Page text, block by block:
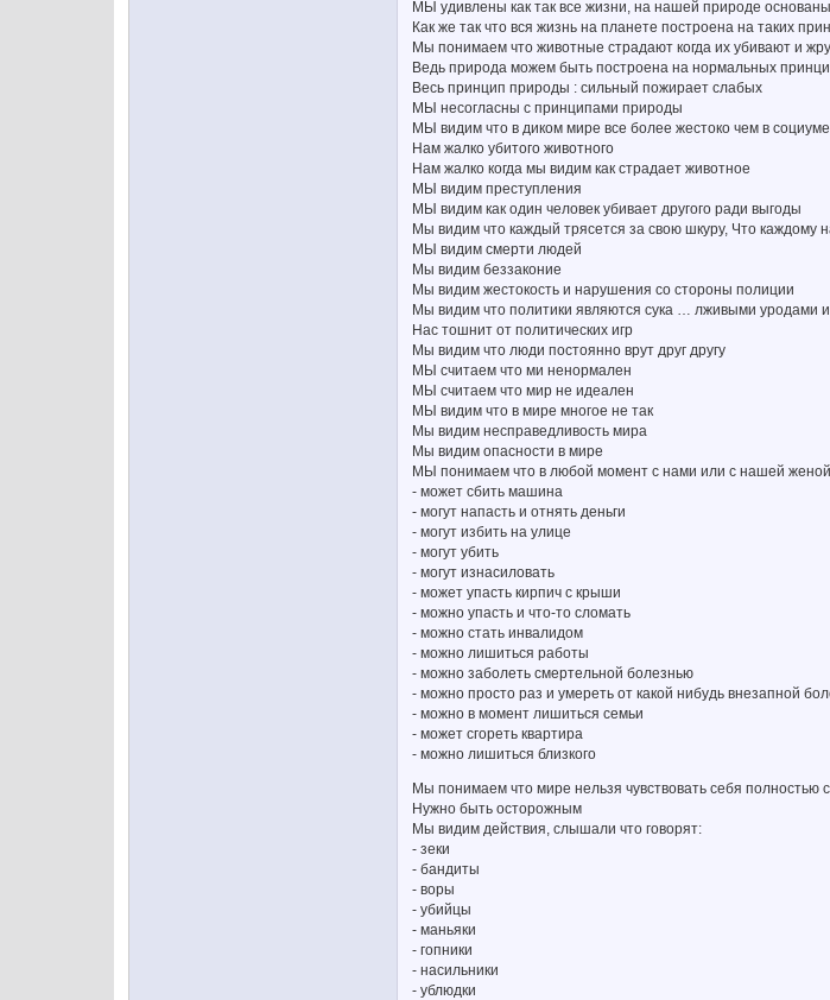
МЫ удивлены как так все жизни, на нашей природе
Как же так что вся жизнь на планете построена на таких
Мы понимаем что животные страдают когда их убивают и
Ведь природа можем быть построена на нормальных
Весь принцип природы : сильный пожирает слабых
МЫ несогласны с принципами природы
МЫ видим что в диком мире все более жестоко чем в социуме
Нам жалко убитого животного
Нам жалко когда мы видим как страдает животное
МЫ видим преступления
МЫ видим как один человек убивает другого ради выгоды
Мы видим что каждый трясется за свою шкуру, Что каждому
МЫ видим смерти людей
Мы видим беззаконие
Мы видим жестокость и нарушения со стороны полиции
Мы видим что политики являются сука … лживыми уродами
Нас тошнит от политических игр
Мы видим что люди постоянно врут друг другу
МЫ считаем что ми ненормален
МЫ считаем что мир не идеален
МЫ видим что в мире многое не так
Мы видим несправедливость мира
Мы видим опасности в мире
МЫ понимаем что в любой момент с нами или с нашей
- может сбить машина
- могут напасть и отнять деньги
- могут избить на улице
- могут убить
- могут изнасиловать
- может упасть кирпич с крыши
- можно упасть и что-то сломать
- можно стать инвалидом
- можно лишиться работы
- можно заболеть смертельной болезнью
- можно просто раз и умереть от какой нибудь внезапной
- можно в момент лишиться семьи
- может сгореть квартира
- можно лишиться близкого
Мы понимаем что мире нельзя чувствовать себя полностью
Нужно быть осторожным
Мы видим действия, слышали что говорят:
- зеки
- бандиты
- воры
- убийцы
- маньяки
- гопники
- насильники
- ублюдки